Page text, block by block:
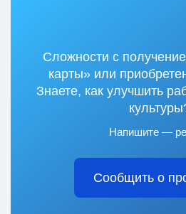
Сложности с
карты» или
Знаете, как улучшить
Напишите —
Сообщить о